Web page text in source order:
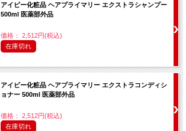
アイビー化粧品 ヘアプライマリー エクストラシャンプー
500ml 医薬部外品
価格： 2,512円(税込)
在庫切れ
アイビー化粧品 ヘアプライマリー エクストラコンディシ
ョナー 500ml 医薬部外品
価格： 2,512円(税込)
在庫切れ